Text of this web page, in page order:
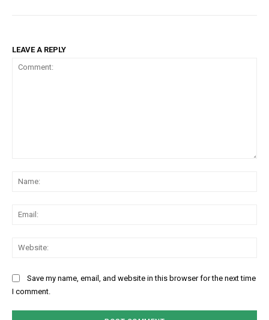
LEAVE A REPLY
Save my name, email, and website in this browser for the next time
I comment.